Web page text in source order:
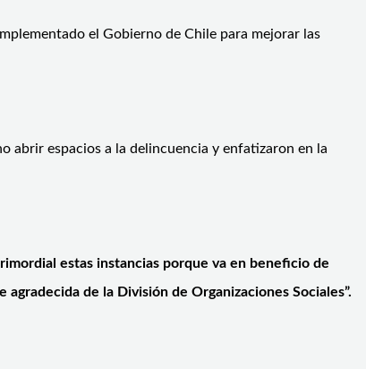
el Gobierno de Chile para mejorar las
abrir espacios a la delincuencia y enfatizaron en la
estas instancias porque va en beneficio de
de la División de Organizaciones Sociales”.